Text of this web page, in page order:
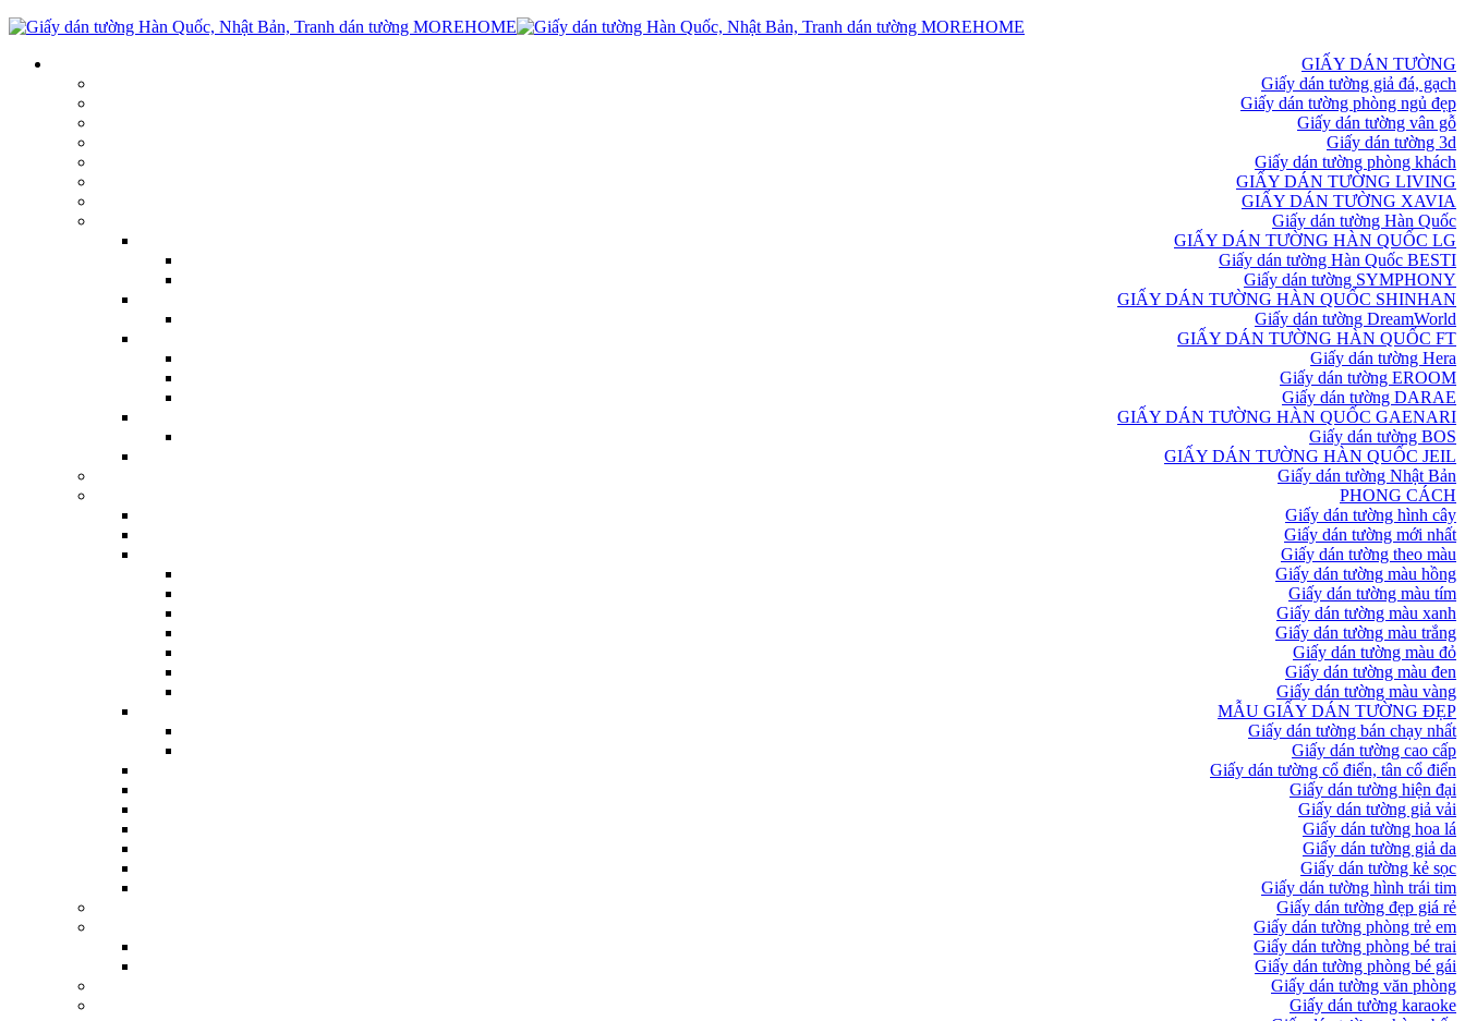
GIẤY DÁN TƯỜNG
Giấy dán tường giả đá, gạch
Giấy dán tường phòng ngủ đẹp
Giấy dán tường vân gỗ
Giấy dán tường 3d
Giấy dán tường phòng khách
GIẤY DÁN TƯỜNG LIVING
GIẤY DÁN TƯỜNG XAVIA
Giấy dán tường Hàn Quốc
GIẤY DÁN TƯỜNG HÀN QUỐC LG
Giấy dán tường Hàn Quốc BESTI
Giấy dán tường SYMPHONY
GIẤY DÁN TƯỜNG HÀN QUỐC SHINHAN
Giấy dán tường DreamWorld
GIẤY DÁN TƯỜNG HÀN QUỐC FT
Giấy dán tường Hera
Giấy dán tường EROOM
Giấy dán tường DARAE
GIẤY DÁN TƯỜNG HÀN QUỐC GAENARI
Giấy dán tường BOS
GIẤY DÁN TƯỜNG HÀN QUỐC JEIL
Giấy dán tường Nhật Bản
PHONG CÁCH
Giấy dán tường hình cây
Giấy dán tường mới nhất
Giấy dán tường theo màu
Giấy dán tường màu hồng
Giấy dán tường màu tím
Giấy dán tường màu xanh
Giấy dán tường màu trắng
Giấy dán tường màu đỏ
Giấy dán tường màu đen
Giấy dán tường màu vàng
MẪU GIẤY DÁN TƯỜNG ĐẸP
Giấy dán tường bán chạy nhất
Giấy dán tường cao cấp
Giấy dán tường cổ điển, tân cổ điển
Giấy dán tường hiện đại
Giấy dán tường giả vải
Giấy dán tường hoa lá
Giấy dán tường giả da
Giấy dán tường kẻ sọc
Giấy dán tường hình trái tim
Giấy dán tường đẹp giá rẻ
Giấy dán tường phòng trẻ em
Giấy dán tường phòng bé trai
Giấy dán tường phòng bé gái
Giấy dán tường văn phòng
Giấy dán tường karaoke